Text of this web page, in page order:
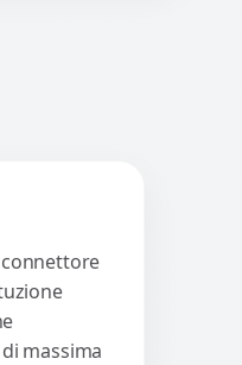
connettore
massima